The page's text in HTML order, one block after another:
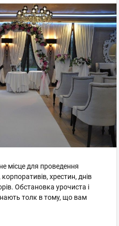
місце для проведення
хрестин, днів
Обстановка урочиста і
толк в тому, що вам